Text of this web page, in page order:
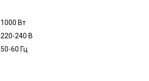
1000 Вт
220-240 В
50-60 Гц